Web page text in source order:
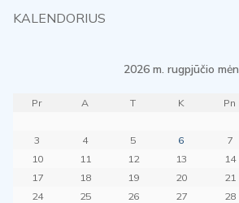
KALENDORIUS
2026 m. rugpjūčio mėn.
Pr A T K Pn
3
4 5 6 7
10
11 12 13 14
17
18 19 20 21
24
25 26 27 28